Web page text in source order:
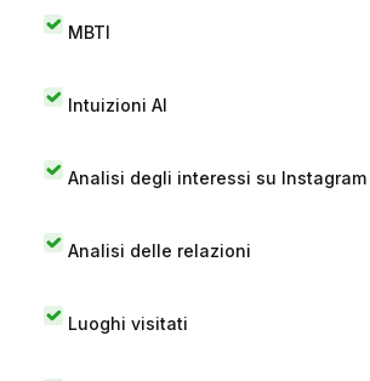
MBTI
Intuizioni AI
Analisi degli interessi su Instagram
Analisi delle relazioni
Luoghi visitati